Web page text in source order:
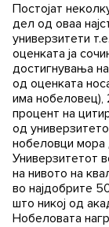
Постојат
дел од оваа
универзитети
оценката ја
достигнувања
од оценката
има нобеловец),
процент на
од
нобеловци мора
Универзитетот
на нивото на
во најдобрите
што никој од
Нобеловата